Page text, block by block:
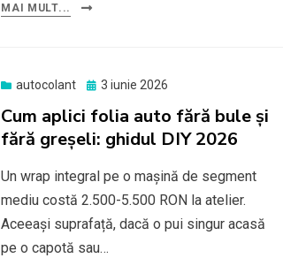
MAI MULT...
autocolant
Posted
3 iunie 2026
Cum aplici folia auto fără bule și
fără greșeli: ghidul DIY 2026
Un wrap integral pe o mașină de segment
mediu costă 2.500-5.500 RON la atelier.
Aceeași suprafață, dacă o pui singur acasă
pe o capotă sau…